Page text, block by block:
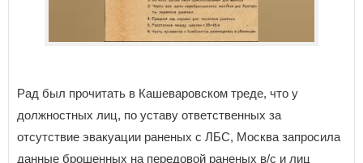
Рад был прочитать в Кашеваровском треде, что у
должностных лиц, по уставу ответственных за
отсутствие эвакуации раненых с ЛБС, Москва запросила
данные брошенных на передовой раненых в/с и лиц